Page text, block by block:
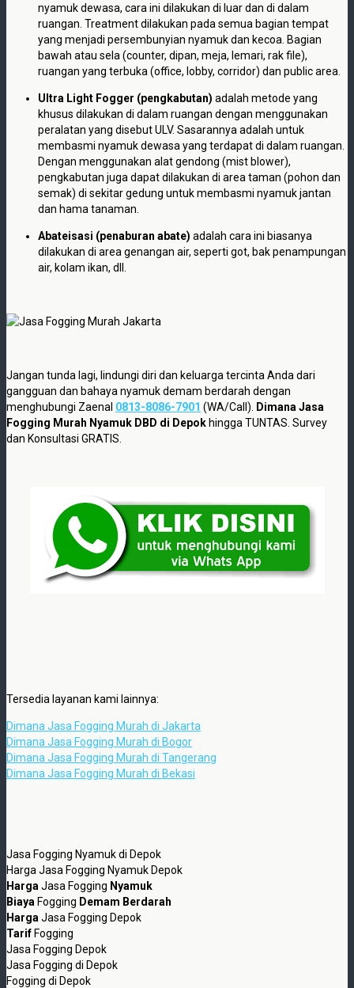
nyamuk dewasa, cara ini dilakukan di luar dan di dalam
ruangan. Treatment dilakukan pada semua bagian tempat
yang menjadi persembunyian nyamuk dan kecoa. Bagian
bawah atau sela (counter, dipan, meja, lemari, rak file),
ruangan yang terbuka (office, lobby, corridor) dan public area.
Ultra Light Fogger (pengkabutan) adalah metode yang
khusus dilakukan di dalam ruangan dengan menggunakan
peralatan yang disebut ULV. Sasarannya adalah untuk
membasmi nyamuk dewasa yang terdapat di dalam ruangan.
Dengan menggunakan alat gendong (mist blower),
pengkabutan juga dapat dilakukan di area taman (pohon dan
semak) di sekitar gedung untuk membasmi nyamuk jantan
dan hama tanaman.
Abateisasi (penaburan abate) adalah cara ini biasanya
dilakukan di area genangan air, seperti got, bak penampungan
air, kolam ikan, dll.
Jangan tunda lagi, lindungi diri dan keluarga tercinta Anda dari
gangguan dan bahaya nyamuk demam berdarah dengan
menghubungi Zaenal 0813-8086-7901 (WA/Call). Dimana Jasa
Fogging Murah Nyamuk DBD di Depok hingga TUNTAS. Survey
dan Konsultasi GRATIS.
Tersedia layanan kami lainnya:
Dimana Jasa Fogging Murah di Jakarta
Dimana Jasa Fogging Murah di Bogor
Dimana Jasa Fogging Murah di Tangerang
Dimana Jasa Fogging Murah di Bekasi
Jasa Fogging Nyamuk di Depok
Harga Jasa Fogging Nyamuk Depok
Harga Jasa Fogging Nyamuk
Biaya Fogging Demam Berdarah
Harga Jasa Fogging Depok
Tarif Fogging
Jasa Fogging Depok
Jasa Fogging di Depok
Fogging di Depok